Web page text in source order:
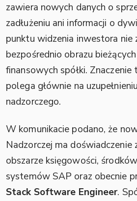
zawiera nowych danych o
zadłużeniu ani informacji o
punktu widzenia inwestora nie
bezpośrednio obrazu
finansowych spółki. Znaczenie
polega głównie na
nadzorczego.
W komunikacie podano, że
Nadzorczej ma
obszarze księgowości,
systemów SAP oraz obecnie
Stack Software Engineer.